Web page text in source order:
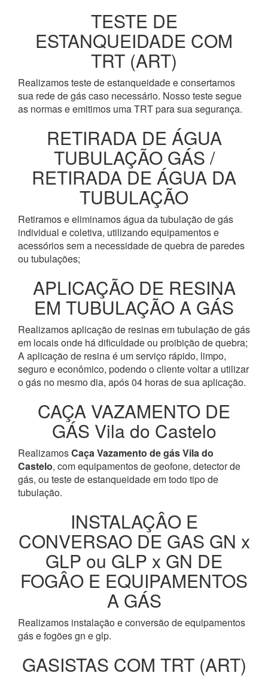
TESTE DE
ESTANQUEIDADE COM
TRT (ART)
Realizamos teste de estanqueidade e consertamos
sua rede de gás caso necessário. Nosso teste segue
as normas e emitimos uma TRT para sua segurança.
RETIRADA DE ÁGUA
TUBULAÇÃO GÁS /
RETIRADA DE ÁGUA DA
TUBULAÇÃO
Retiramos e eliminamos água da tubulação de gás
individual e coletiva, utilizando equipamentos e
acessórios sem a necessidade de quebra de paredes
ou tubulações;
APLICAÇÃO DE RESINA
EM TUBULAÇÃO A GÁS
Realizamos aplicação de resinas em tubulação de gás
em locais onde há dificuldade ou proibição de quebra;
A aplicação de resina é um serviço rápido, limpo,
seguro e econômico, podendo o cliente voltar a utilizar
o gás no mesmo dia, após 04 horas de sua aplicação.
CAÇA VAZAMENTO DE
GÁS Vila do Castelo
RealizamosCaça Vazamento de gás Vila do
Castelo, com equipamentos de geofone, detector de
gás, ou teste de estanqueidade em todo tipo de
tubulação.
INSTALAÇÂO E
CONVERSAO DE GAS GN x
GLP ou GLP x GN DE
FOGÂO E EQUIPAMENTOS
A GÁS
Realizamos instalação e conversão de equipamentos
gás e fogões gn e glp.
GASISTAS COM TRT (ART)